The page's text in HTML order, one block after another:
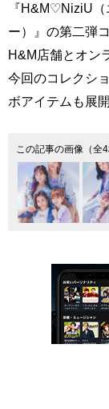
『H&M♡NiziU
ー）』の第二弾
H&M店舗とオン
今回のコレクシ
ボアイテムも展
この記事の画像（全4